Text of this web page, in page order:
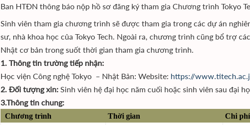
Ban HTĐN thông báo nộp hồ sơ đăng ký tham gia Chương trình Tokyo
Sinh viên tham gia chương trình sẽ được tham gia trong các dự án
sư, nhà khoa học của Tokyo Tech. Ngoài ra, chương trình cũng bổ trợ
Nhật cơ bản trong suốt thời gian tham gia chương trình.
1. Thông tin trường tiếp nhận:
Học viện Công nghệ Tokyo – Nhật Bản: Website: https://
2. Đối tượng xin: Sinh viên hệ đại học năm cuối hoặc sinh viên sau đại
3.Thông tin chung:
Chương trình Thời gian Chi phí